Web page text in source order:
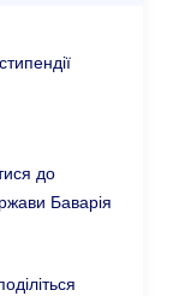
до
Баварія